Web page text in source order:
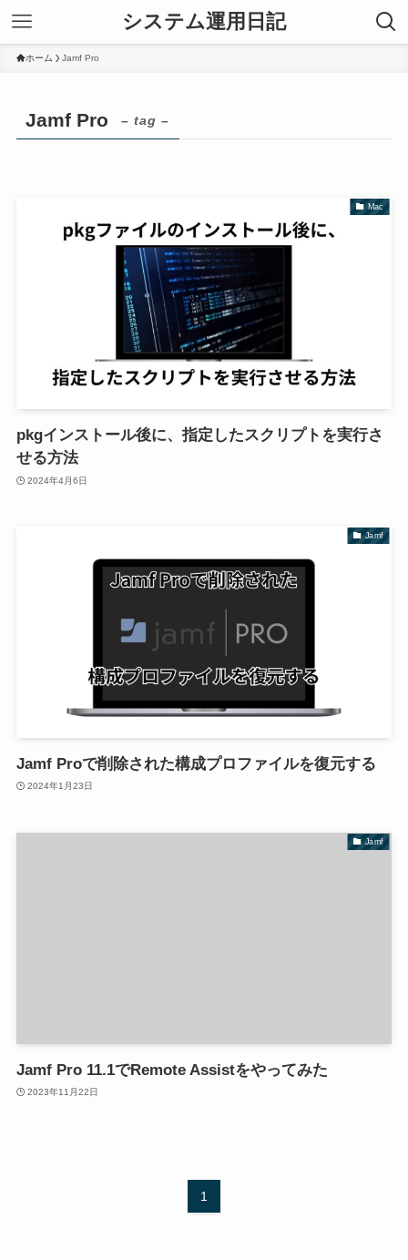
システム運用日記
ホーム Jamf Pro
Jamf Pro – tag –
Mac
pkgインストール後に、指定したスクリプトを実行さ
せる方法
2024年4月6日
Jamf
Jamf Proで削除された構成プロファイルを復元する
2024年1月23日
Jamf
Jamf Pro 11.1でRemote Assistをやってみた
2023年11月22日
1